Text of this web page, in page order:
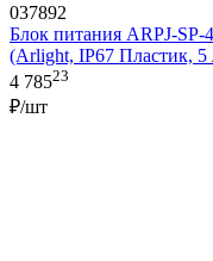
037892
Блок питания ARPJ-SP-
(Arlight, IP67 Пластик, 5
4 78523
₽/шт